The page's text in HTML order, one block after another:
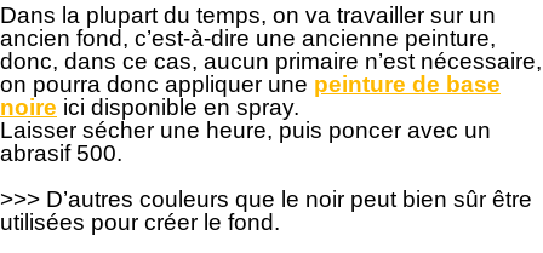
Dans la plupart du temps, on va travailler sur un
ancien fond, c’est-à-dire une ancienne peinture,
donc, dans ce cas, aucun primaire n’est nécessaire,
on pourra donc appliquer une peinture de base
noire ici disponible en spray.
Laisser sécher une heure, puis poncer avec un
abrasif 500.
>>> D’autres couleurs que le noir peut bien sûr être
utilisées pour créer le fond.